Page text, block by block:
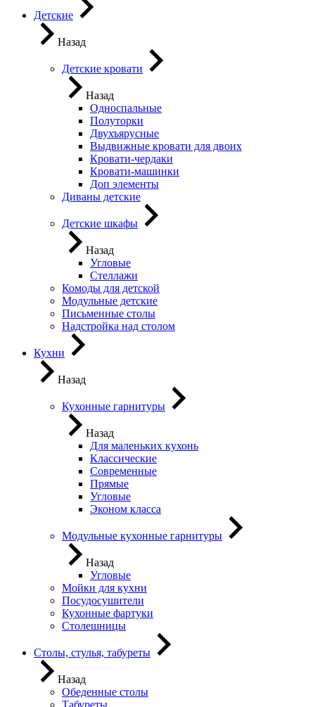
Детские
Назад
Детские кровати
Назад
Односпальные
Полуторки
Двухъярусные
Выдвижные кровати для двоих
Кровати-чердаки
Кровати-машинки
Доп элементы
Диваны детские
Детские шкафы
Назад
Угловые
Стеллажи
Комоды для детской
Модульные детские
Письменные столы
Надстройка над столом
Кухни
Назад
Кухонные гарнитуры
Назад
Для маленьких кухонь
Классические
Современные
Прямые
Угловые
Эконом класса
Модульные кухонные гарнитуры
Назад
Угловые
Мойки для кухни
Посудосушители
Кухонные фартуки
Столешницы
Столы, стулья, табуреты
Назад
Обеденные столы
Табуреты